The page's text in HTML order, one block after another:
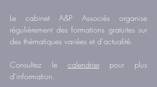
Le cabinet A&P Associés organise
régulièrement des formations gratuites sur
des thématiques variées et d'actualité.
Consultez le calendrierpour plus
d'information.